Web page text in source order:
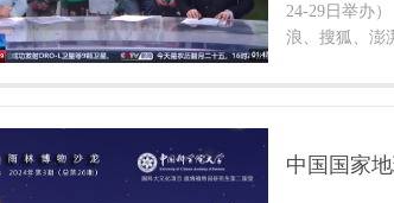
24-29日举办
浪、搜狐、澎
中国国家